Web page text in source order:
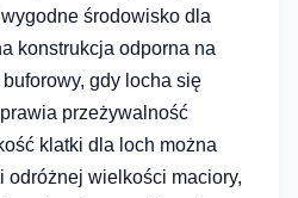
środowisko dla
konstrukcja odporna na
gdy locha się
przeżywalność
klatki dla loch można
odróżnej wielkości maciory,